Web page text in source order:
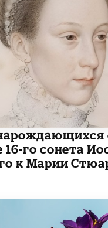
16-го сонета
к Марии